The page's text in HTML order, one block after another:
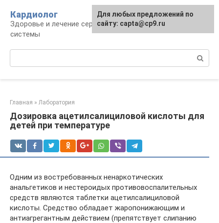
контенту
Кардиолог
Здоровье и лечение сердечно-сосудистой
системы
Главная » Лаборатория
Дозировка ацетилсалициловой кислоты для
детей при температуре
Одним из востребованных ненаркотических
анальгетиков и нестероидых противовоспалительных
средств являются таблетки ацетилсалициловой
кислоты. Средство обладает жаропонижающим и
антиагрегантным действием (препятствует слипанию
Для любых предложений по
сайту: capta@cp9.ru